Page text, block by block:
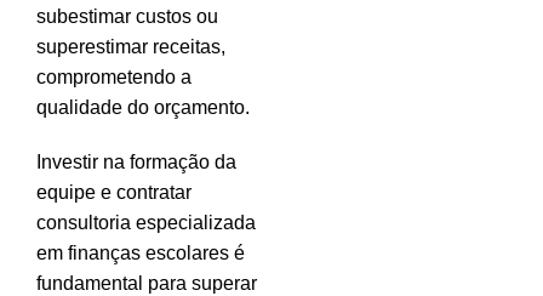
subestimar custos ou
superestimar receitas,
comprometendo a
qualidade do orçamento.
Investir na formação da
equipe e contratar
consultoria especializada
em finanças escolares é
fundamental para superar